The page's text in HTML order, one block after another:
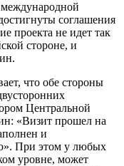
международной
соглашения
проекта не идет так
стороне, и
что обе стороны
Центральной
«Визит прошел на
и
При этом у любых
уровне, может